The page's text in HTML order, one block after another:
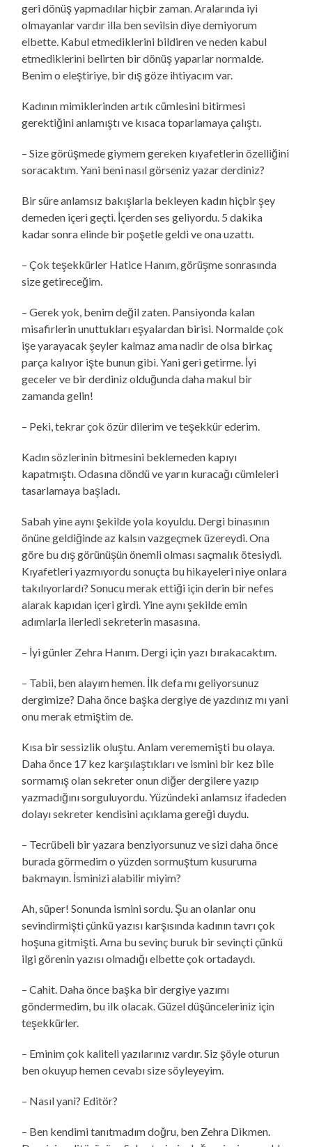
geri dönüş yapmadılar hiçbir zaman. Aralarında iyi
olmayanlar vardır illa ben sevilsin diye demiyorum
elbette. Kabul etmediklerini bildiren ve neden kabul
etmediklerini belirten bir dönüş yaparlar normalde.
Benim o eleştiriye, bir dış göze ihtiyacım var.
Kadının mimiklerinden artık cümlesini bitirmesi
gerektiğini anlamıştı ve kısaca toparlamaya çalıştı.
– Size görüşmede giymem gereken kıyafetlerin özelliğini
soracaktım. Yani beni nasıl görseniz yazar derdiniz?
Bir süre anlamsız bakışlarla bekleyen kadın hiçbir şey
demeden içeri geçti. İçerden ses geliyordu. 5 dakika
kadar sonra elinde bir poşetle geldi ve ona uzattı.
– Çok teşekkürler Hatice Hanım, görüşme sonrasında
size getireceğim.
– Gerek yok, benim değil zaten. Pansiyonda kalan
misafirlerin unuttukları eşyalardan birisi. Normalde çok
işe yarayacak şeyler kalmaz ama nadir de olsa birkaç
parça kalıyor işte bunun gibi. Yani geri getirme. İyi
geceler ve bir derdiniz olduğunda daha makul bir
zamanda gelin!
– Peki, tekrar çok özür dilerim ve teşekkür ederim.
Kadın sözlerinin bitmesini beklemeden kapıyı
kapatmıştı. Odasına döndü ve yarın kuracağı cümleleri
tasarlamaya başladı.
Sabah yine aynı şekilde yola koyuldu. Dergi binasının
önüne geldiğinde az kalsın vazgeçmek üzereydi. Ona
göre bu dış görünüşün önemli olması saçmalık ötesiydi.
Kıyafetleri yazmıyordu sonuçta bu hikayeleri niye onlara
takılıyorlardı? Sonucu merak ettiği için derin bir nefes
alarak kapıdan içeri girdi. Yine aynı şekilde emin
adımlarla ilerledi sekreterin masasına.
– İyi günler Zehra Hanım. Dergi için yazı bırakacaktım.
– Tabii, ben alayım hemen. İlk defa mı geliyorsunuz
dergimize? Daha önce başka dergiye de yazdınız mı yani
onu merak etmiştim de.
Kısa bir sessizlik oluştu. Anlam verememişti bu olaya.
Daha önce 17 kez karşılaştıkları ve ismini bir kez bile
sormamış olan sekreter onun diğer dergilere yazıp
yazmadığını sorguluyordu. Yüzündeki anlamsız ifadeden
dolayı sekreter kendisini açıklama gereği duydu.
– Tecrübeli bir yazara benziyorsunuz ve sizi daha önce
burada görmedim o yüzden sormuştum kusuruma
bakmayın. İsminizi alabilir miyim?
Ah, süper! Sonunda ismini sordu. Şu an olanlar onu
sevindirmişti çünkü yazısı karşısında kadının tavrı çok
hoşuna gitmişti. Ama bu sevinç buruk bir sevinçti çünkü
ilgi görenin yazısı olmadığı elbette çok ortadaydı.
– Cahit. Daha önce başka bir dergiye yazımı
göndermedim, bu ilk olacak. Güzel düşünceleriniz için
teşekkürler.
– Eminim çok kaliteli yazılarınız vardır. Siz şöyle oturun
ben okuyup hemen cevabı size söyleyeyim.
– Nasıl yani? Editör?
– Ben kendimi tanıtmadım doğru, ben Zehra Dikmen.